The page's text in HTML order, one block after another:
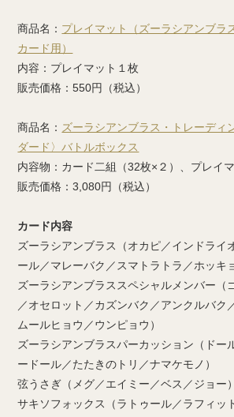
商品名： プレイマット（ズーラシアンブラ
カード用）
内容：プレイマット１枚
販売価格：550円（税込）
商品名： ズーラシアンブラス・トレーディ
ダード〉バトルボックス
内容物：カード二組（32枚×２）、プレイ
販売価格：3,080円（税込）
カード内容
ズーラシアンブラス（オカピ／インドライ
ール／マレーバク／スマトラトラ／ホッキ
ズーラシアンブラススペシャルメンバー（
／オセロット／カズンバク／アンクルバク
ムールヒョウ／ウンピョウ）
ズーラシアンブラスパーカッション（ドー
ードール／たたきのトリ／ナマケモノ）
弦うさぎ（メグ／エイミー／ベス／ジョー）
サキソフォックス（ラトゥール／ラフィッ